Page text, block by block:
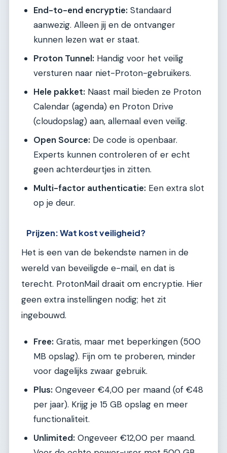
End-to-end encryptie: Standaard
aanwezig. Alleen jij en de ontvanger
kunnen lezen wat er staat.
Proton Tunnel: Handig voor het veilig
versturen naar niet-Proton-gebruikers.
Hele pakket: Naast mail bieden ze Proton
Calendar (agenda) en Proton Drive
(cloudopslag) aan, allemaal even veilig.
Open Source: De code is openbaar.
Experts kunnen controleren of er echt
geen achterdeurtjes in zitten.
Multi-factor authenticatie: Een extra slot
op je deur.
Prijzen: Wat kost veiligheid?
Het is een van de bekendste namen in de
wereld van beveiligde e-mail, en dat is
terecht. ProtonMail draait om encryptie. Hier
geen extra instellingen nodig; het zit
ingebouwd.
Free: Gratis, maar met beperkingen (500
MB opslag). Fijn om te proberen, minder
voor dagelijks zwaar gebruik.
Plus: Ongeveer €4,00 per maand (of €48
per jaar). Krijg je 15 GB opslag en meer
functionaliteit.
Unlimited: Ongeveer €12,00 per maand.